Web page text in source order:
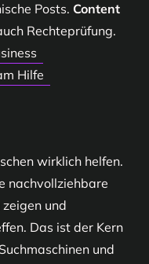
Posts. Content
Rechteprüfung.
Hilfe
wirklich helfen.
nachvollziehbare
und
Das ist der Kern
und